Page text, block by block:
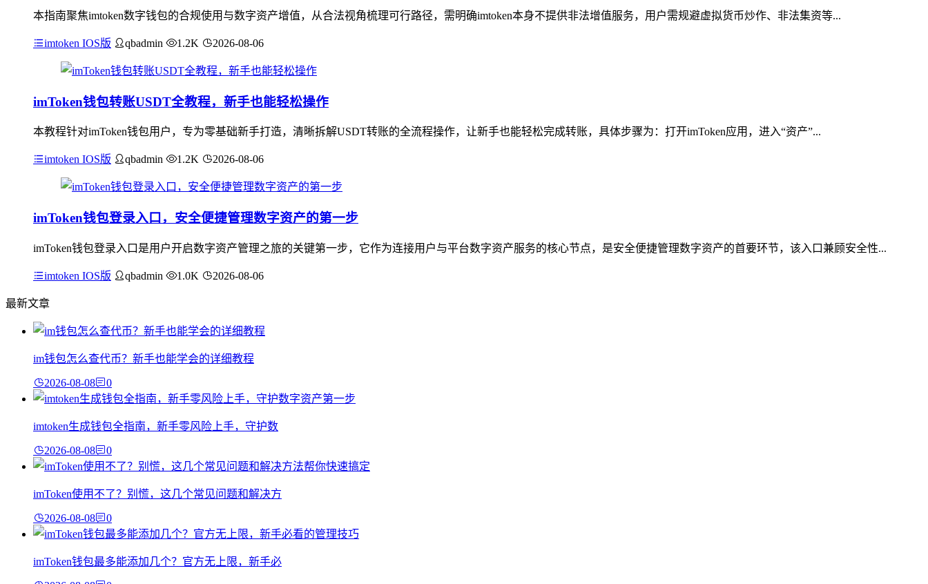
本指南聚焦imtoken数字钱包的合规使用与数字资产增值，从合法视角梳理可行路径，需明确imtoken本身不提供非法增值服务，用户需规避虚拟货币炒作、非法集资等...
imtoken IOS版 qbadmin 1.2K 2026-08-06
imToken钱包转账USDT全教程，新手也能轻松操作
本教程针对imToken钱包用户，专为零基础新手打造，清晰拆解USDT转账的全流程操作，让新手也能轻松完成转账，具体步骤为：打开imToken应用，进入“资产”...
imtoken IOS版 qbadmin 1.2K 2026-08-06
imToken钱包登录入口，安全便捷管理数字资产的第一步
imToken钱包登录入口是用户开启数字资产管理之旅的关键第一步，它作为连接用户与平台数字资产服务的核心节点，是安全便捷管理数字资产的首要环节，该入口兼顾安全性...
imtoken IOS版 qbadmin 1.0K 2026-08-06
最新文章
im钱包怎么查代币？新手也能学会的详细教程
2026-08-08 0
imtoken生成钱包全指南，新手零风险上手，守护数
2026-08-08 0
imToken使用不了？别慌，这几个常见问题和解决方
2026-08-08 0
imToken钱包最多能添加几个？官方无上限，新手必